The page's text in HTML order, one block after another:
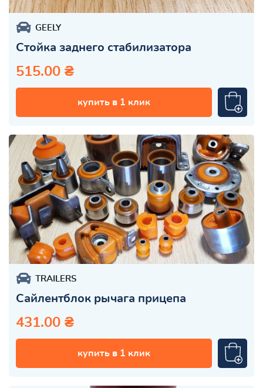
GEELY
Стойка заднего стабилизатора
515.00 ₴
купить в 1 клик
TRAILERS
Сайлентблок рычага прицепа
431.00 ₴
купить в 1 клик